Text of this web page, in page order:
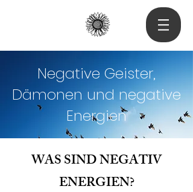
Negative Geister,
Dämonen und negative
Energien
WAS SIND NEGATIV
ENERGIEN?